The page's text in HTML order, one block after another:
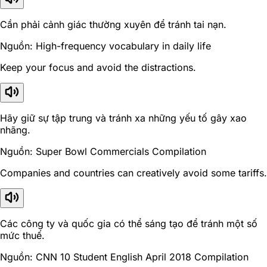
Cần phải cảnh giác thường xuyên để tránh tai nạn.
Nguồn: High-frequency vocabulary in daily life
Keep your focus and avoid the distractions.
Hãy giữ sự tập trung và tránh xa những yếu tố gây xao
nhãng.
Nguồn: Super Bowl Commercials Compilation
Companies and countries can creatively avoid some tariffs.
Các công ty và quốc gia có thể sáng tạo để tránh một số
mức thuế.
Nguồn: CNN 10 Student English April 2018 Compilation